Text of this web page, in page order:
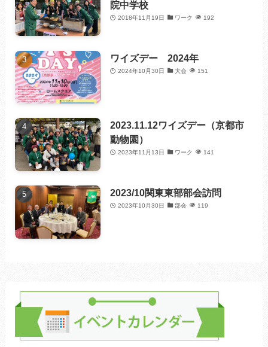
院中学校
2018年11月19日 ワーク 192
ワイズデー 2024年
2024年10月30日 大会 151
2023.11.12ワイズデー（京都市
動物園）
2023年11月13日 ワーク 141
2023/10関東東部部会訪問
2023年10月30日 部会 119